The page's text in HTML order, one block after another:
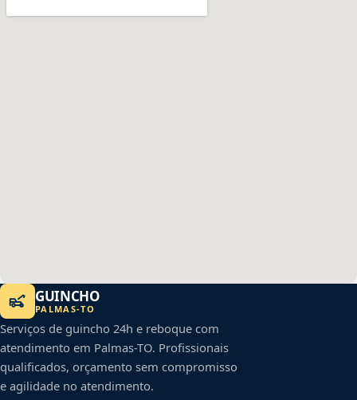
GUINCHO
PALMAS-TO
Serviços de guincho 24h e reboque com
atendimento em Palmas-TO. Profissionais
qualificados, orçamento sem compromisso
e agilidade no atendimento.